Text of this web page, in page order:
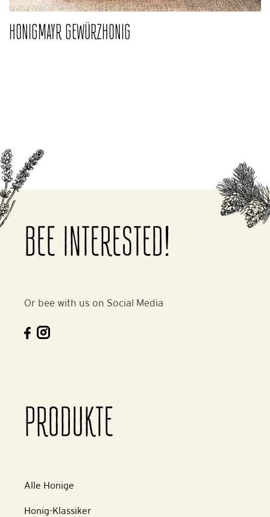
HONIGMAYR GEWÜRZHONIG
BEE INTERESTED!
Or bee with us on Social Media
PRODUKTE
Alle Honige
Honig-Klassiker